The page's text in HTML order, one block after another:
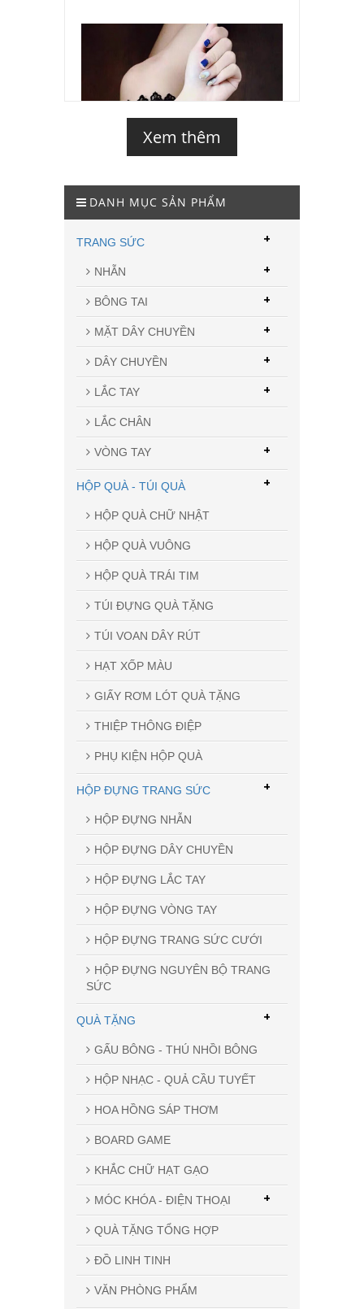
Xem thêm
DANH MỤC SẢN PHẨM
TRANG SỨC
NHẪN +
BÔNG TAI +
MẶT DÂY CHUYỀN +
DÂY CHUYỀN +
LẮC TAY +
LẮC CHÂN
VÒNG TAY +
+
HỘP QUÀ - TÚI QUÀ
HỘP QUÀ CHỮ NHẬT
HỘP QUÀ VUÔNG
HỘP QUÀ TRÁI TIM
TÚI ĐỰNG QUÀ TẶNG
TÚI VOAN DÂY RÚT
HẠT XỐP MÀU
GIẤY RƠM LÓT QUÀ TẶNG
THIỆP THÔNG ĐIỆP
PHỤ KIỆN HỘP QUÀ
+
HỘP ĐỰNG TRANG SỨC
HỘP ĐỰNG NHẪN
HỘP ĐỰNG DÂY CHUYỀN
HỘP ĐỰNG LẮC TAY
HỘP ĐỰNG VÒNG TAY
HỘP ĐỰNG TRANG SỨC CƯỚI
HỘP ĐỰNG NGUYÊN BỘ TRANG
SỨC
+
QUÀ TẶNG
GẤU BÔNG - THÚ NHỒI BÔNG
HỘP NHẠC - QUẢ CẦU TUYẾT
HOA HỒNG SÁP THƠM
BOARD GAME
KHẮC CHỮ HẠT GẠO
MÓC KHÓA - ĐIỆN THOẠI +
QUÀ TẶNG TỔNG HỢP
ĐỒ LINH TINH
VĂN PHÒNG PHẨM
+